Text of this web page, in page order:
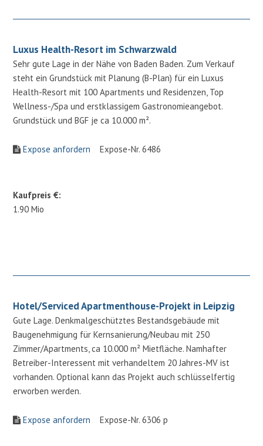
Luxus Health-Resort im Schwarzwald
Sehr gute Lage in der Nähe von Baden Baden. Zum Verkauf
steht ein Grundstück mit Planung (B-Plan) für ein Luxus
Health-Resort mit 100 Apartments und Residenzen, Top
Wellness-/Spa und erstklassigem Gastronomieangebot.
Grundstück und BGF je ca 10.000 m².
Expose anfordern Expose-Nr. 6486
Kaufpreis €:
1.90 Mio
Hotel/Serviced Apartmenthouse-Projekt in Leipzig
Gute Lage. Denkmalgeschütztes Bestandsgebäude mit
Baugenehmigung für Kernsanierung/Neubau mit 250
Zimmer/Apartments, ca 10.000 m² Mietfläche. Namhafter
Betreiber-Interessent mit verhandeltem 20 Jahres-MV ist
vorhanden. Optional kann das Projekt auch schlüsselfertig
erworben werden.
Expose anfordern Expose-Nr. 6306 p